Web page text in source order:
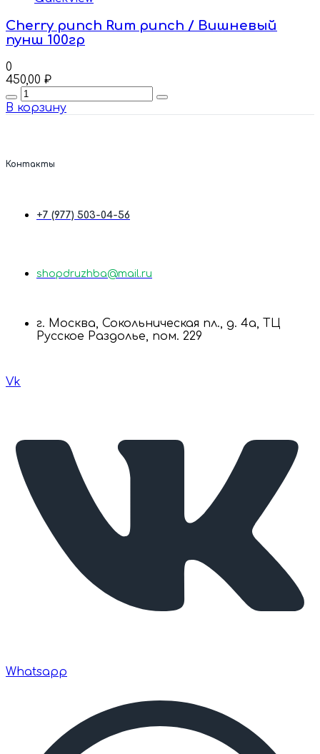
Cherry punch Rum punch / Вишневый
пунш 100гр
0
450,00 ₽
Quantity
В корзину
Контакты
+7 (977) 503-04-56
shopdruzhba@mail.ru
г. Москва, Сокольническая пл., д. 4а, ТЦ
Русское Раздолье, пом. 229
Vk
Whatsapp